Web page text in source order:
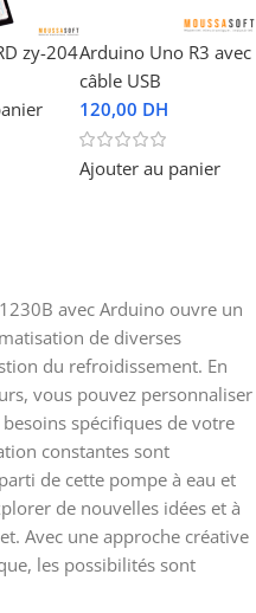
zy-204Arduino Uno R3 avec
câble USB
120,00 DH
Ajouter au panier
avec Arduino ouvre un
de diverses
du refroidissement. En
vous pouvez personnaliser
spécifiques de votre
constantes sont
de cette pompe à eau et
de nouvelles idées et à
Avec une approche créative
les possibilités sont